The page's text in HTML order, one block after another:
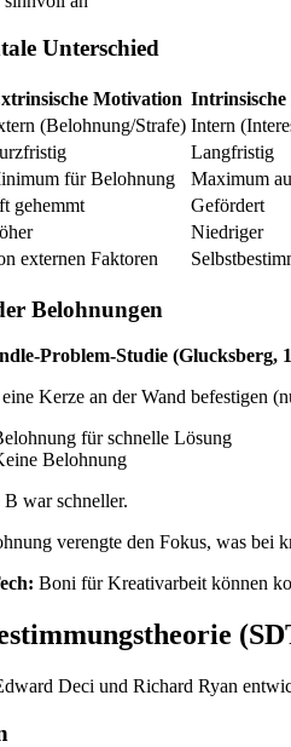
Unterschied
Motivation
(Belohnung/Strafe) Intern
Langfristig
für Belohnung
Maximum
gehemmt
Gefördert
Niedriger
externen Faktoren
Belohnungen
Problem-Studie (Glucksberg,
Kerze an der Wand befestigen
für schnelle Lösung
Belohnung
war schneller.
verengte den Fokus, was bei
Boni für Kreativarbeit können
Deci und Richard Ryan